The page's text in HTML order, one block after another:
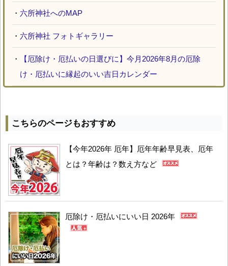
・ 六所神社へのMAP
・ 六所神社 フォトギャラリー
・
【厄除け・厄払いの日選びに】今月2026年8月の厄除
け・厄払いに縁起のいい吉日カレンダー
こちらのページもおすすめ
【今年2026年 厄年】厄年年齢早見表、厄年
とは？年齢は？数え方など
厄除け・厄払いにいい日 2026年